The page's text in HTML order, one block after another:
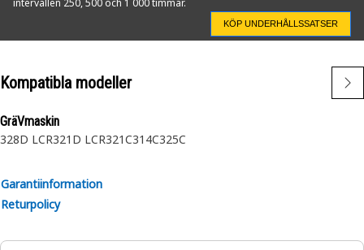
Användningsområden:
• Normala driftsvillkor
KÖP UNDERHÅLLSSATSER
Kompatibla modeller
GräVmaskin
328D LCR321D LCR321C314C325C
Garantiinformation
Returpolicy